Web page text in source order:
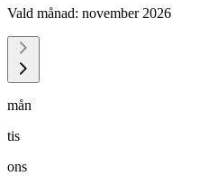
Vald månad: november 2026
mån
tis
ons